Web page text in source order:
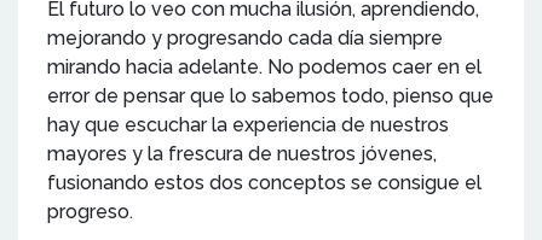
El futuro lo veo con mucha ilusión, aprendiendo,
mejorando y progresando cada día siempre
mirando hacia adelante. No podemos caer en el
error de pensar que lo sabemos todo, pienso que
hay que escuchar la experiencia de nuestros
mayores y la frescura de nuestros jóvenes,
fusionando estos dos conceptos se consigue el
progreso.